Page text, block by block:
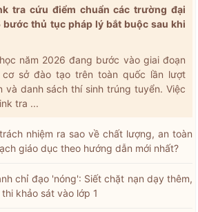
tra cứu điểm chuẩn các trường đại
bước thủ tục pháp lý bắt buộc sau khi
năm 2026 đang bước vào giai đoạn
sở đào tạo trên toàn quốc lần lượt
và danh sách thí sinh trúng tuyển. Việc
tra ...
nhiệm ra sao về chất lượng, an toàn
giáo dục theo hướng dẫn mới nhất?
chỉ đạo 'nóng': Siết chặt nạn dạy thêm,
khảo sát vào lớp 1